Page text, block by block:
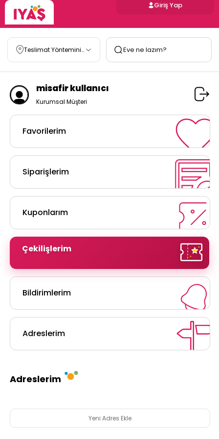
Giriş Yap
Teslimat Yöntemini
misafir kullanıcı
Kurumsal Müşteri
Favorilerim
Siparişlerim
Kuponlarım
Çekilişlerim
Bildirimlerim
Adreslerim
Adreslerim
Yeni Adres Ekle